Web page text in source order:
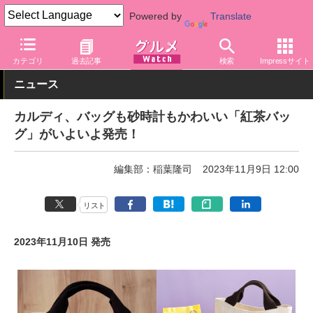
Powered by Translate
カテゴリ 過去記事 検索 Impressサイト
グルメ Watch 店舗 バラエティ カルディ
ニュース
カルディ、バッグも砂時計もかわいい「紅茶バッ
グ」がいよいよ発売！
編集部：稲葉隆司 2023年11月9日 12:00
リスト
2023年11月10日 発売